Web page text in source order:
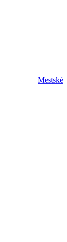
Mestské